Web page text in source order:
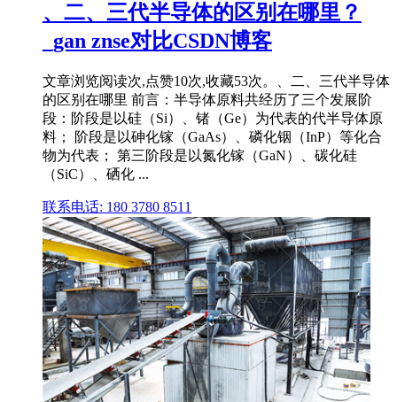
、二、三代半导体的区别在哪里？
_gan znse对比CSDN博客
文章浏览阅读次,点赞10次,收藏53次。、二、三代半导体
的区别在哪里 前言：半导体原料共经历了三个发展阶
段：阶段是以硅（Si）、锗（Ge）为代表的代半导体原
料； 阶段是以砷化镓（GaAs）、磷化铟（InP）等化合
物为代表； 第三阶段是以氮化镓（GaN）、碳化硅
（SiC）、硒化 ...
联系电话: 180 3780 8511